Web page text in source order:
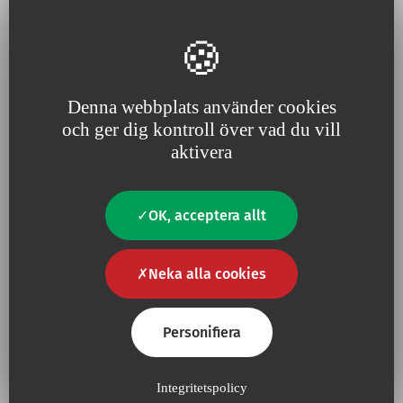
Denna webbplats använder cookies
och ger dig kontroll över vad du vill
aktivera
OK, acceptera allt
Neka alla cookies
Personifiera
Integritetspolicy
Vadvyclic
Biovystar ramps (male-female)